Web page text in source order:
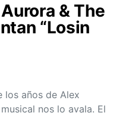
& The
“Losin
los años de Alex
nos lo avala. El